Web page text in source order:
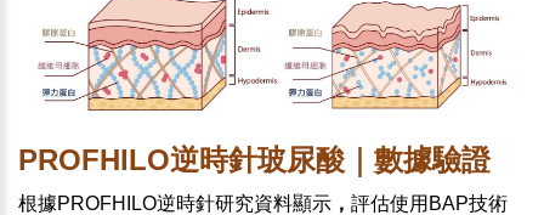
PROFHILO逆時針玻尿酸｜數據驗證
根據PROFHILO逆時針研究資料顯示 ， 評估使用BAP技術